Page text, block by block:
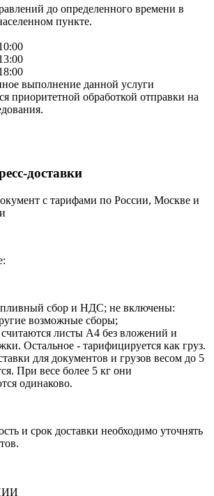
до определенного времени в
пункте.
выполнение данной услуги
приоритетной обработкой отправки на
доставки
с тарифами по России, Москве и
сбор и НДС; не включены:
возможные сборы;
листы А4 без вложений и
Остальное - тарифицируется как груз.
для документов и грузов весом до 5
При весе более 5 кг они
одинаково.
и срок доставки необходимо уточнять